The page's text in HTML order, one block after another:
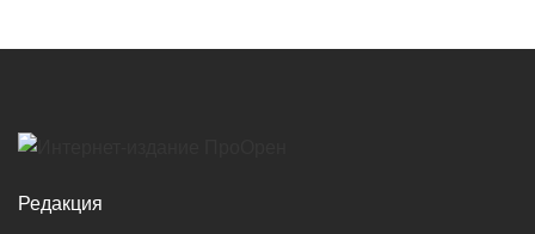
Редакция